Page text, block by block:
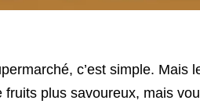
c’est simple. Mais
plus savoureux, mais